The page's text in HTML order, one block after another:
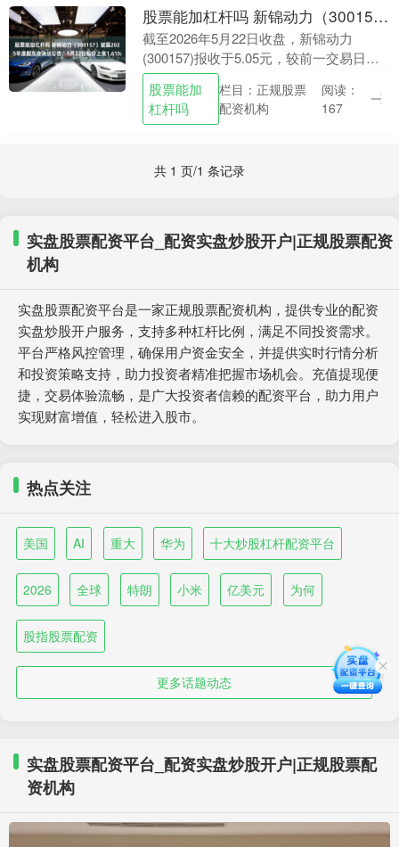
股票能加杠杆吗 新锦动力（300157）披露2025年度股东会决议公告，5月22日股价上涨1.61%
截至2026年5月22日收盘，新锦动力
(300157)报收于5.05元，较前一交易日上
涨1.61%，最新总市值为38.07亿元。该股
当日开盘5.03元，最高5.....
股票能加
杠杆吗
栏目：正规股票
配资机构
阅读：
167
共 1 页/1 条记录
实盘股票配资平台_配资实盘炒股开户|正规股票配资
机构
实盘股票配资平台是一家正规股票配资机构，提供专业的配资
实盘炒股开户服务，支持多种杠杆比例，满足不同投资需求。
平台严格风控管理，确保用户资金安全，并提供实时行情分析
和投资策略支持，助力投资者精准把握市场机会。充值提现便
捷，交易体验流畅，是广大投资者信赖的配资平台，助力用户
实现财富增值，轻松进入股市。
热点关注
美国 AI 重大 华为 十大炒股杠杆配资平台
2026 全球 特朗 小米 亿美元 为何
股指股票配资
更多话题动态
实盘股票配资平台_配资实盘炒股开户|正规股票配
资机构